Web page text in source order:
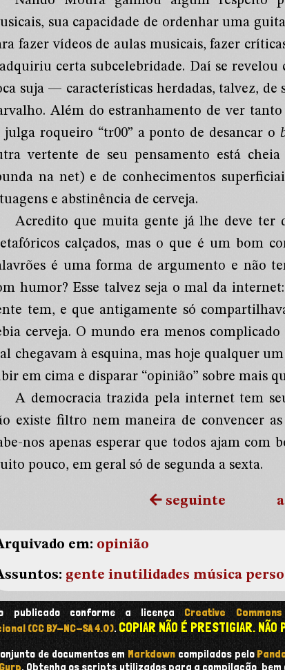
sua capacidade de ordenhar uma
fazer vídeos de aulas musicais, fazer
certa subcelebridade. Daí se
suja — características herdadas, talvez, de
Além do estranhamento de ver
julga roqueiro “tr00” a ponto de desancar o
vertente de seu pensamento está
na net) e de conhecimentos
e abstinência de cerveja.
Acredito que muita gente já lhe deve ter
calçados, mas o que é um bom
é uma forma de argumento e não
humor? Esse talvez seja o mal da
tem, e que antigamente só
cerveja. O mundo era menos
chegavam à esquina, mas hoje qualquer
em cima e disparar “opinião” sobre mais
A democracia trazida pela internet tem
existe filtro nem maneira de convencer as
nos apenas esperar que todos ajam
pouco, em geral só de segunda a sexta.
seguinte
em: opinião
gente inutilidades música
publicado conforme a licença Creative
(CC BY-NC-SA 4.0). COPIAR NÃO É PRESTIGIAR. NÃO
de documentos em Markdowncompilados pelo
. Obtenha os scripts utilizados para a compilação,